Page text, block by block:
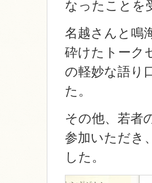
なったことを
名越さんと鳴
砕けたトーク
の軽妙な語り
た。
その他、若者
参加いただき
した。